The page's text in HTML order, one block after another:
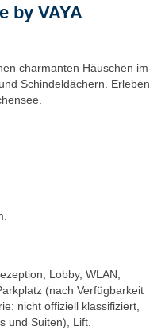
by VAYA
charmanten Häuschen im
Schindeldächern. Erleben
Lobby, WLAN,
(nach Verfügbarkeit
nicht offiziell klassifiziert,
und Suiten), Lift.